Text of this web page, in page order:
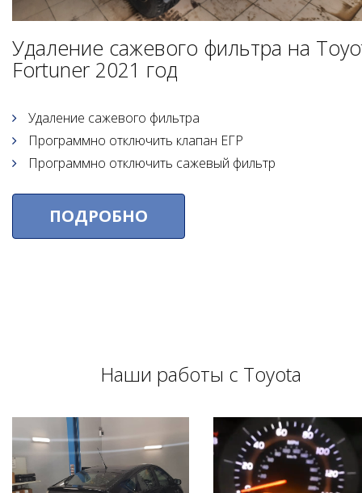
Удаление сажевого фильтра на
Fortuner 2021 год
Удаление сажевого фильтра
Программно отключить клапан ЕГР
Программно отключить сажевый фильтр
ПОДРОБНО
Наши работы с Toyota